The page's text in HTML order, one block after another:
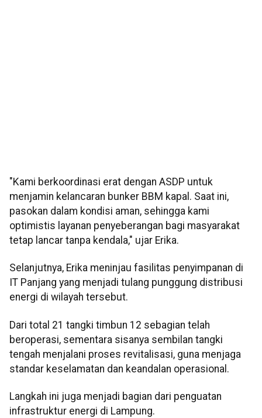
"Kami berkoordinasi erat dengan ASDP untuk
menjamin kelancaran bunker BBM kapal. Saat ini,
pasokan dalam kondisi aman, sehingga kami
optimistis layanan penyeberangan bagi masyarakat
tetap lancar tanpa kendala," ujar Erika.
Selanjutnya, Erika meninjau fasilitas penyimpanan di
IT Panjang yang menjadi tulang punggung distribusi
energi di wilayah tersebut.
Dari total 21 tangki timbun 12 sebagian telah
beroperasi, sementara sisanya sembilan tangki
tengah menjalani proses revitalisasi, guna menjaga
standar keselamatan dan keandalan operasional.
Langkah ini juga menjadi bagian dari penguatan
infrastruktur energi di Lampung.